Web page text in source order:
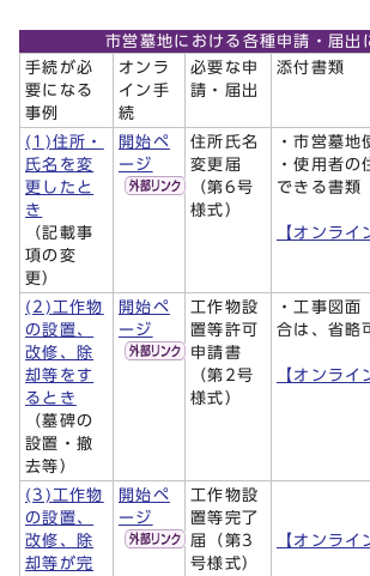
市営墓地における各種申請・届出
手続が必
要になる
事例
オンラ
イン手
続
必要な申
請・届出
添付書類
(1)住所・
氏名を変
更したと
き
（記載事
項の変
更）
開始ペ
ージ
住所氏名
変更届
（第6号
様式）
・市営墓地
・使用者の
できる書類
【オンライ
(2)工作物
の設置、
改修、除
却等をす
るとき
（墓碑の
設置・撤
去等）
開始ペ
ージ
工作物設
置等許可
申請書
（第2号
様式）
・工事図
合は、省略
【オンライ
(3)工作物
の設置、
改修、除
却等が完
開始ペ
ージ
工作物設
置等完了
届（第3
号様式）
【オンライ